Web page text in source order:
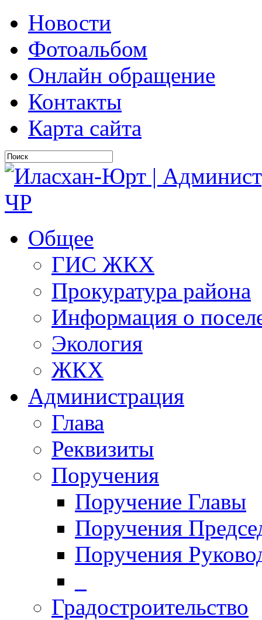
Новости
Фотоальбом
Онлайн обращение
Контакты
Карта сайта
Общее
ГИС ЖКХ
Прокуратура района
Информация о
Экология
ЖКХ
Администрация
Глава
Реквизиты
Поручения
Поручение Главы
Поручения
Поручения
Градостроительство